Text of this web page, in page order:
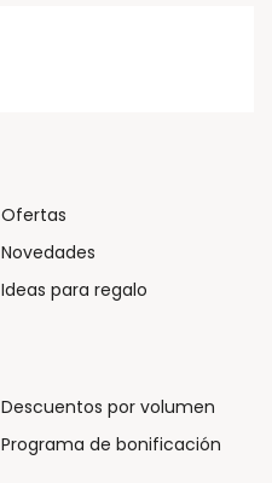
Ofertas
Novedades
Ideas para regalo
Descuentos por volumen
Programa de bonificación